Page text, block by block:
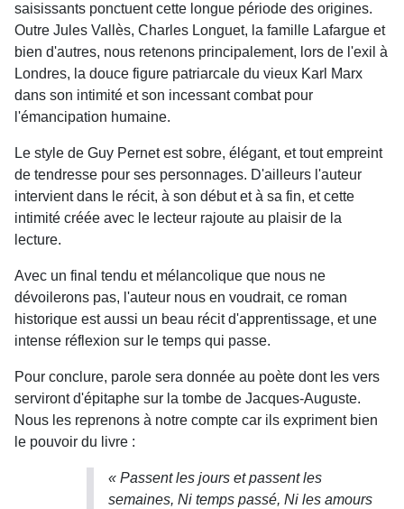
saisissants ponctuent cette longue période des origines.
Outre Jules Vallès, Charles Longuet, la famille Lafargue et
bien d'autres, nous retenons principalement, lors de l'exil à
Londres, la douce figure patriarcale du vieux Karl Marx
dans son intimité et son incessant combat pour
l'émancipation humaine.
Le style de Guy Pernet est sobre, élégant, et tout empreint
de tendresse pour ses personnages. D'ailleurs l'auteur
intervient dans le récit, à son début et à sa fin, et cette
intimité créée avec le lecteur rajoute au plaisir de la
lecture.
Avec un final tendu et mélancolique que nous ne
dévoilerons pas, l'auteur nous en voudrait, ce roman
historique est aussi un beau récit d'apprentissage, et une
intense réflexion sur le temps qui passe.
Pour conclure, parole sera donnée au poète dont les vers
serviront d'épitaphe sur la tombe de Jacques-Auguste.
Nous les reprenons à notre compte car ils expriment bien
le pouvoir du livre :
« Passent les jours et passent les
semaines, Ni temps passé, Ni les amours